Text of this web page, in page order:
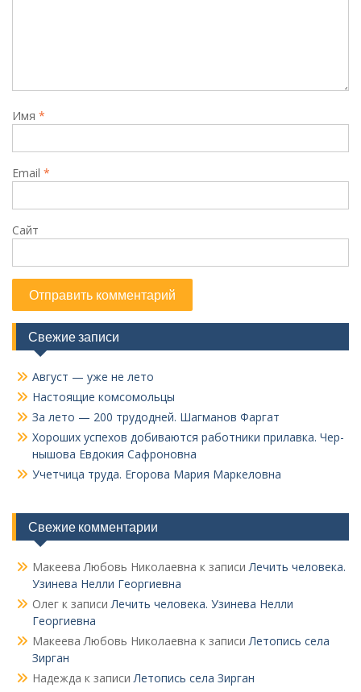
Имя *
Email *
Сайт
Свежие записи
Август — уже не лето
Настоящие комсомольцы
За лето — 200 трудодней. Шагманов Фаргат
Хороших успехов добиваются работники прилавка. Чер­
нышова Евдокия Сафроновна
Учетчица труда. Его­рова Мария Маркеловна
Свежие комментарии
Макеева Любовь Николаевна к записиЛечить человека.
Узинева Нелли Георгиевна
Олег к записиЛечить человека. Узинева Нелли
Георгиевна
Макеева Любовь Николаевна к записиЛетопись села
Зирган
Надежда к записиЛетопись села Зирган